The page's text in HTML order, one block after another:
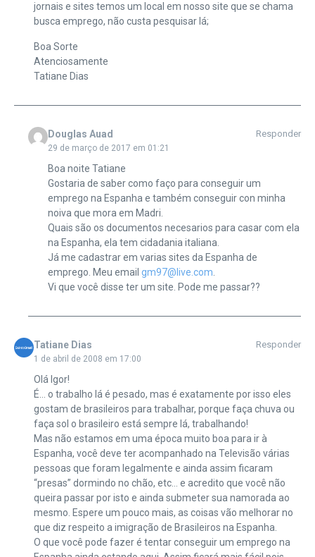
jornais e sites temos um local em nosso site que se chama
busca emprego, não custa pesquisar lá;
Boa Sorte
Atenciosamente
Tatiane Dias
Douglas Auad
29 de março de 2017 em 01:21
Responder
Boa noite Tatiane
Gostaria de saber como faço para conseguir um
emprego na Espanha e também conseguir con minha
noiva que mora em Madri.
Quais são os documentos necesarios para casar com ela
na Espanha, ela tem cidadania italiana.
Já me cadastrar em varias sites da Espanha de
emprego. Meu email gm97@live.com.
Vi que você disse ter um site. Pode me passar??
Tatiane Dias
1 de abril de 2008 em 17:00
Responder
Olá Igor!
É… o trabalho lá é pesado, mas é exatamente por isso eles
gostam de brasileiros para trabalhar, porque faça chuva ou
faça sol o brasileiro está sempre lá, trabalhando!
Mas não estamos em uma época muito boa para ir à
Espanha, você deve ter acompanhado na Televisão várias
pessoas que foram legalmente e ainda assim ficaram
“presas” dormindo no chão, etc… e acredito que você não
queira passar por isto e ainda submeter sua namorada ao
mesmo. Espere um pouco mais, as coisas vão melhorar no
que diz respeito a imigração de Brasileiros na Espanha.
O que você pode fazer é tentar conseguir um emprego na